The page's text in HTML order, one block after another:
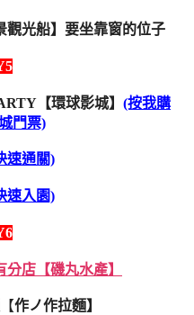
光船】要坐靠窗的位子
【環球影城】 (按我購
門票)
速通關)
速入園)
店【磯丸水產】
【作ノ作拉麵】